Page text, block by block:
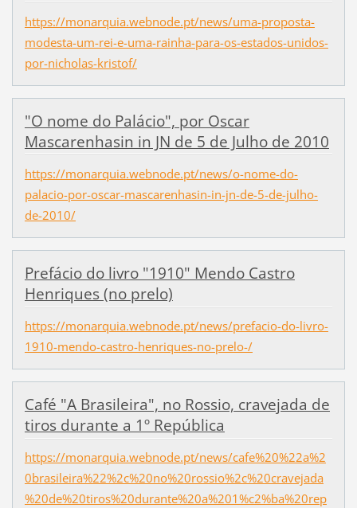
https://monarquia.webnode.pt/news/uma-proposta-
modesta-um-rei-e-uma-rainha-para-os-estados-unidos-
por-nicholas-kristof/
"O nome do Palácio", por Oscar
Mascarenhasin in JN de 5 de Julho de 2010
https://monarquia.webnode.pt/news/o-nome-do-
palacio-por-oscar-mascarenhasin-in-jn-de-5-de-julho-
de-2010/
Prefácio do livro "1910" Mendo Castro
Henriques (no prelo)
https://monarquia.webnode.pt/news/prefacio-do-livro-
1910-mendo-castro-henriques-no-prelo-/
Café "A Brasileira", no Rossio, cravejada de
tiros durante a 1º República
https://monarquia.webnode.pt/news/cafe%20%22a%2
0brasileira%22%2c%20no%20rossio%2c%20cravejada
%20de%20tiros%20durante%20a%201%c2%ba%20rep